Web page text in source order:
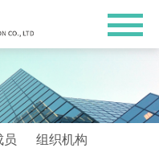
员 组织机构